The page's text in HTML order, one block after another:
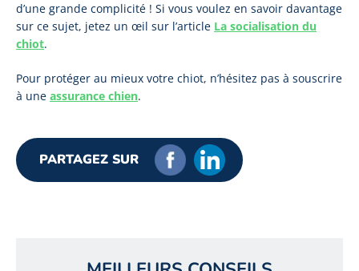
d’une grande complicité ! Si vous voulez en savoir davantage
sur ce sujet, jetez un œil sur l’article La socialisation du
chiot.
Pour protéger au mieux votre chiot, n’hésitez pas à souscrire
à une assurance chien.
PARTAGEZ SUR